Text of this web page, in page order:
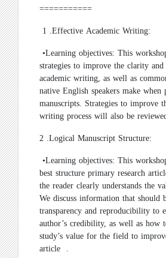
===========
1 .Effective Academic Writing:
•Learning objectives: This
strategies to improve the clarity
academic writing, as well as
native English speakers make when
manuscripts. Strategies to improve
writing process will also be
2 .Logical Manuscript Structure:
•Learning objectives: This
best structure primary research
the reader clearly understands the
We discuss information that should
transparency and reproducibility to
author’s credibility, as well as how
study’s value for the field to
article .